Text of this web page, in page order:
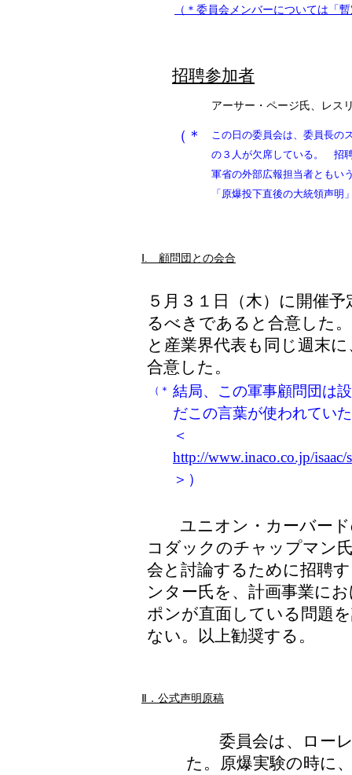
（＊委員会メンバーについては「
招聘参加者
アーサー・ページ氏、レス
（＊
この日の委員会は、委員長の
の３人が欠席している。 招
軍省の外部広報担当者ともい
「原爆投下直後の大統領声
Ⅰ. 顧問団との会合
５月３１日（木）に開催
るべきであると合意した
と産業界代表も同じ週末
合意した。
（＊ 結局、この軍事顧問団は
だこの言葉が使われてい
＜
http://www.inaco.co.jp/
＞）
ユニオン・カーバード
コダックのチャップマン
会と討論するために招聘
ンター氏を、計画事業に
ポンが直面している問題
ない。以上勧奨する。
Ⅱ．公式声明原稿
委員会は、ローレ
た。原爆実験の時に